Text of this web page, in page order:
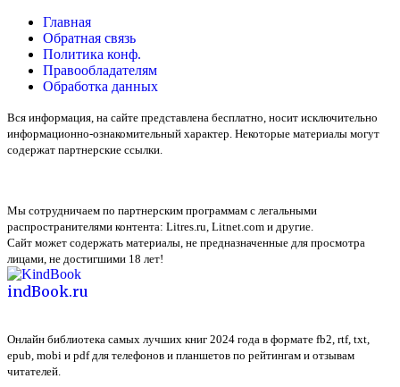
Главная
Обратная связь
Политика конф.
Правообладателям
Обработка данных
Вся информация, на сайте представлена бесплатно, носит исключительно
информационно-ознакомительный характер. Некоторые материалы могут
содержат партнерские ссылки.
Мы сотрудничаем по партнерским программам с легальными
распространителями контента: Litres.ru, Litnet.com и другие.
Сайт может содержать материалы, не предназначенные для просмотра
лицами, не достигшими 18 лет!
indBook.ru
Онлайн библиотека самых лучших книг 2024 года в формате fb2, rtf, txt,
epub, mobi и pdf для телефонов и планшетов по рейтингам и отзывам
читателей.